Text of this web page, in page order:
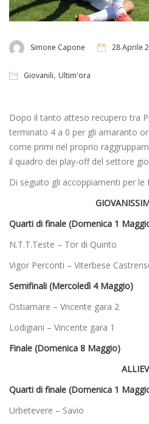
Simone Capone 28 Aprile
Giovanili, Ultim'ora
Dopo il tanto atteso recupero tra
terminato 4 a 0 per gli amaranto
come primi nel proprio
il quadro dei play-off del settore
Di seguito gli accoppiamenti per le
Quarti di finale (Domenica 1
N.T.T.Teste – Tor di Quinto
Vigor Perconti – Viterbese
Semifinali (Mercoledì 4 Maggio)
Ostiamare – Vncente gara 2
Lodigiani – Vincente gara 1
Finale (Domenica 8 Maggio)
Quarti di finale (Domenica 1
Urbetevere – Savio